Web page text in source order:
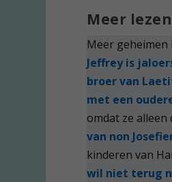
Meer
Meer geheimen
Jeffrey is
broer van
met een
omdat ze
van non
kinderen van
wil niet terug